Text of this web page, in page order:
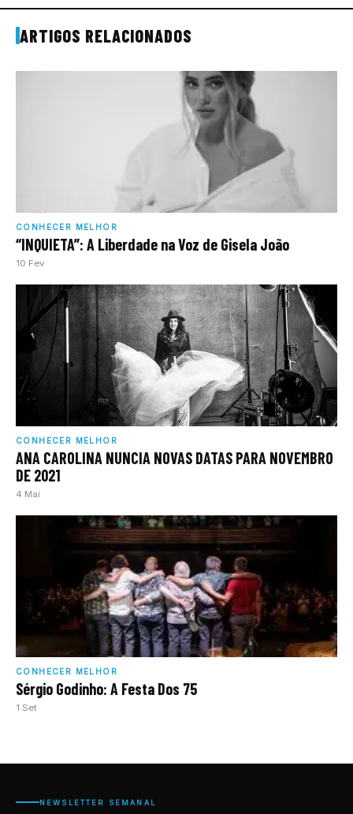
ARTIGOS RELACIONADOS
CONHECER MELHOR
“INQUIETA”: A Liberdade na Voz de Gisela João
10 Fev
CONHECER MELHOR
ANA CAROLINA NUNCIA NOVAS DATAS PARA NOVEMBRO
DE 2021
4 Mai
CONHECER MELHOR
Sérgio Godinho: A Festa Dos 75
1 Set
NEWSLETTER SEMANAL